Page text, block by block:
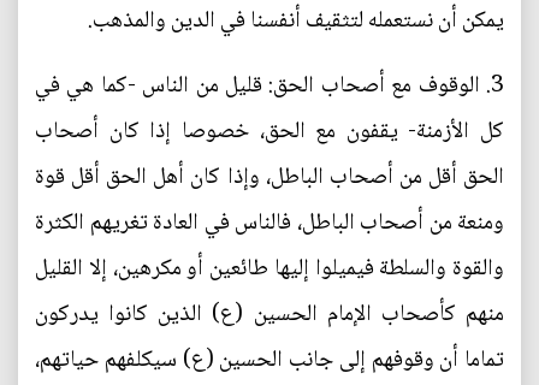
يمكن أن نستعمله لتثقيف أنفسنا في الدين والمذهب.
3. الوقوف مع أصحاب الحق: قليل من الناس -كما هي في
كل الأزمنة- يقفون مع الحق، خصوصا إذا كان أصحاب
الحق أقل من أصحاب الباطل، وإذا كان أهل الحق أقل قوة
ومنعة من أصحاب الباطل، فالناس في العادة تغريهم الكثرة
والقوة والسلطة فيميلوا إليها طائعين أو مكرهين، إلا القليل
منهم كأصحاب الإمام الحسين (ع) الذين كانوا يدركون
تماما أن وقوفهم إلى جانب الحسين (ع) سيكلفهم حياتهم،